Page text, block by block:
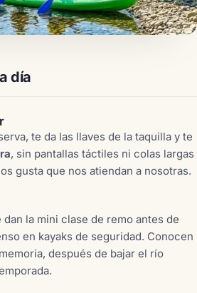
día
te da las llaves de la taquilla y te
, sin pantallas táctiles ni colas largas
gusta que nos atiendan a nosotras.
dan la mini clase de remo antes de
en kayaks de seguridad. Conocen
después de bajar el río